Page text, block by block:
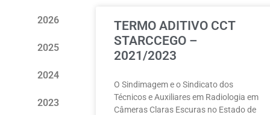
2026
2025
2024
2023
TERMO ADITIVO CCT
STARCCEGO –
2021/2023
O Sindimagem e o Sindicato dos
Técnicos e Auxiliares em Radiologia em
Câmeras Claras Escuras no Estado de